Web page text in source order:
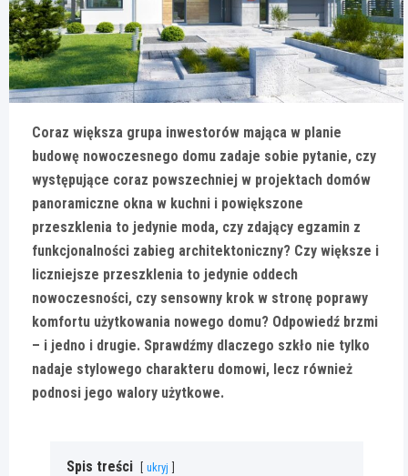
Coraz większa grupa inwestorów mająca w planie
budowę nowoczesnego domu zadaje sobie pytanie, czy
występujące coraz powszechniej w projektach domów
panoramiczne okna w kuchni i powiększone
przeszklenia to jedynie moda, czy zdający egzamin z
funkcjonalności zabieg architektoniczny? Czy większe i
liczniejsze przeszklenia to jedynie oddech
nowoczesności, czy sensowny krok w stronę poprawy
komfortu użytkowania nowego domu? Odpowiedź brzmi
– i jedno i drugie. Sprawdźmy dlaczego szkło nie tylko
nadaje stylowego charakteru domowi, lecz również
podnosi jego walory użytkowe.
Spis treści ukryj